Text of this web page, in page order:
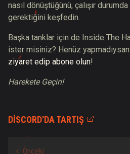
nasıl dönüştüğünü, çalışır
gerektiğini keşfedin.
Başka tanklar için de Inside The
ister misiniz? Henüz
ziyaret edip abone olun!
Harekete Geçin!
DISCORD'DA TARTIŞ